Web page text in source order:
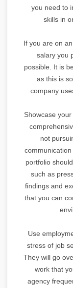
you need to
skills in
If you are on
salary you
possible. It is
as this is
company
Showcase
not
portfolio
such as
findings and
that you can
Use
stress of job
They will go
work that
agency